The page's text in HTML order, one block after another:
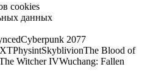
cookies
данных
Cyberpunk 2077
PhysintSkyblivionThe Blood of
Witcher IVWuchang: Fallen